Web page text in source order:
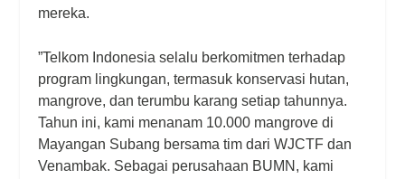
mereka.
”Telkom Indonesia selalu berkomitmen terhadap
program lingkungan, termasuk konservasi hutan,
mangrove, dan terumbu karang setiap tahunnya.
Tahun ini, kami menanam 10.000 mangrove di
Mayangan Subang bersama tim dari WJCTF dan
Venambak. Sebagai perusahaan BUMN, kami